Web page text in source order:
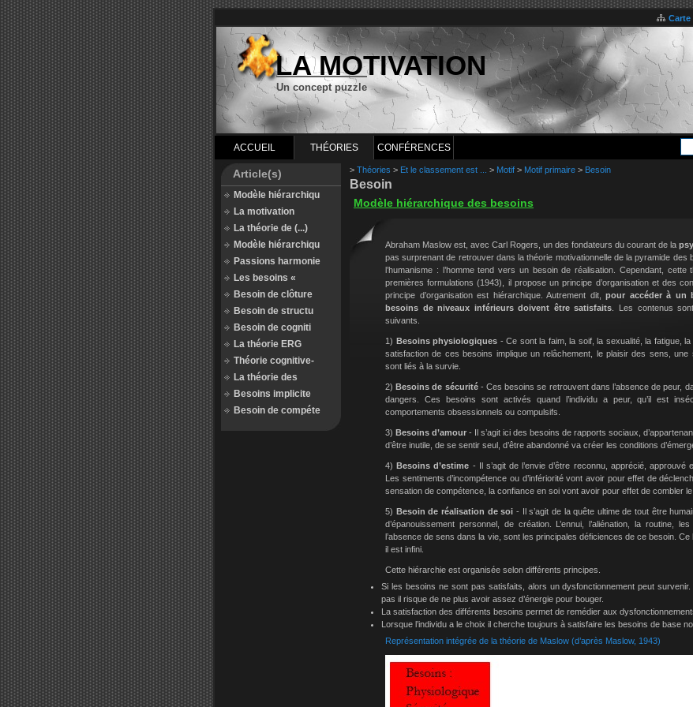
Carte
LA MOTIVATION
Un concept puzzle
ACCUEIL THÉORIES CONFÉRENCES
Article(s)
Modèle hiérarchiqu
La motivation
La théorie de (...)
Modèle hiérarchiqu
Passions harmonie
Les besoins «
Besoin de clôture
Besoin de structu
Besoin de cogniti
La théorie ERG
Théorie cognitive-
La théorie des
Besoins implicite
Besoin de compéte
> Théories > Et le classement est ... > Motif > Motif primaire > Besoin
Besoin
Modèle hiérarchique des besoins
Abraham Maslow est, avec Carl Rogers, un des fondateurs du courant de la
pas surprenant de retrouver dans la théorie motivationnelle de la pyramide des
l’humanisme : l’homme tend vers un besoin de réalisation. Cependant,
premières formulations (1943), il propose un principe d’organisation et des
principe d’organisation est hiérarchique. Autrement dit, pour accéder à un
besoins de niveaux inférieurs doivent être satisfaits . Les contenus
suivants.
1) Besoins physiologiques - Ce sont la faim, la soif, la sexualité, la fatigue, la
satisfaction de ces besoins implique un relâchement, le plaisir des sens,
sont liés à la survie.
2)Besoins de sécurité- Ces besoins se retrouvent dans l’absence de peur,
dangers. Ces besoins sont activés quand l’individu a peur, qu’il est
comportements obsessionnels ou compulsifs.
3) Besoins d’amour - Il s’agit ici des besoins de rapports sociaux,
d’être inutile, de se sentir seul, d’être abandonné va créer les conditions
4)Besoins d’estime - Il s’agit de l’envie d’être reconnu, apprécié, approuvé
Les sentiments d’incompétence ou d’infériorité vont avoir pour effet de
sensation de compétence, la confiance en soi vont avoir pour effet de combler le
5) Besoin de réalisation de soi - Il s’agit de la quête ultime de tout être
d’épanouissement personnel, de création. L’ennui, l’aliénation, la routine,
l’absence de sens dans la vie, sont les principales déficiences de ce besoin.
il est infini.
Cette hiérarchie est organisée selon différents principes.
Si les besoins ne sont pas satisfaits, alors un dysfonctionnement peut survenir.
pas il risque de ne plus avoir assez d’énergie pour bouger.
La satisfaction des différents besoins permet de remédier aux
Lorsque l’individu a le choix il cherche toujours à satisfaire les besoins de base
Représentation intégrée de la théorie de Maslow (d’après Maslow, 1943)